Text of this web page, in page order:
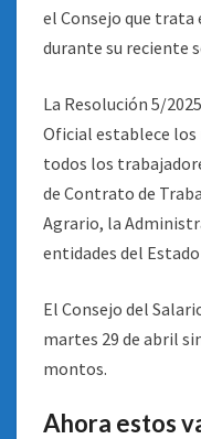
el Consejo que trata
durante su reciente
La Resolución 5/
Oficial establece los
todos los
de Contrato de
Agrario, la
entidades del
El Consejo del
martes 29 de abril
montos.
Ahora estos